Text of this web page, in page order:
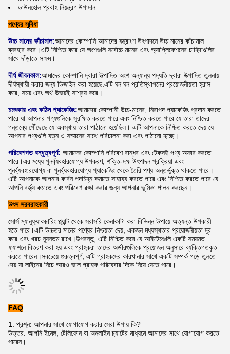
ডাউনহোল প্রবাহ নিয়ন্ত্রণ উপাদান
পণ্যের সুবিধা
উচ্চ মানের কাঁচামাল:আমাদের কোম্পানি আমাদের যন্ত্রাংশ উৎপাদনে উচ্চ মানের কাঁচামাল
ব্যবহার করে।এটি নিশ্চিত করে যে অংশগুলি সর্বোচ্চ মানের এবং অ্যাপ্লিকেশনের চাহিদাগুলির
সাথে দাঁড়াতে সক্ষম।
দীর্ঘ জীবনকাল:আমাদের কোম্পানি দ্বারা উত্পাদিত অংশ অন্যান্য পদ্ধতি দ্বারা উত্পাদিত তুলনায়
দীর্ঘস্থায়ী করার জন্য ডিজাইন করা হয়েছে.এটি ঘন ঘন প্রতিস্থাপনের প্রয়োজনীয়তা হ্রাস
করে, সময় এবং অর্থ উভয়ই সাশ্রয় করে।
চমৎকার এবং কঠিন প্যাকেজিং:আমাদের কোম্পানী উচ্চ-মানের, নিরাপদ প্যাকেজিং প্রদান করতে
পারে যা আপনার পণ্যগুলিকে সুরক্ষিত করতে পারে এবং নিশ্চিত করতে পারে যে তারা তাদের
গন্তব্যে পৌঁছেছে যে অবস্থায় তারা পাঠানো হয়েছিল। এটি আপনাকে নিশ্চিত করতে দেয় যে
আপনার পণ্যগুলি যত্ন ও সম্মানের সাথে পরিচালনা করা এবং পাঠানো হচ্ছে।
পরিবেশগত বন্ধুত্বপূর্ণ: আমাদের কোম্পানি পরিবেশ বান্ধব এবং টেকসই পণ্য অফার করতে
পারে।এর মধ্যে পুনর্ব্যবহারযোগ্য উপকরণ, শক্তি-দক্ষ উৎপাদন প্রক্রিয়া এবং
পুনর্ব্যবহারযোগ্য বা পুনর্ব্যবহারযোগ্য প্যাকেজিং থেকে তৈরি পণ্য অন্তর্ভুক্ত থাকতে পারে।
এটি আপনাকে আপনার কার্বন পদচিহ্ন কমাতে সাহায্য করতে পারে এবং নিশ্চিত করতে পারে যে
আপনি বর্জ্য কমাতে এবং পরিবেশ রক্ষা করার জন্য আপনার ভূমিকা পালন করছেন।
উৎস সরবরাহকারী
সোর্স ম্যানুফ্যাকচারিং প্ল্যান্ট থেকে সরাসরি কেনাকাটা করা বিভিন্ন উপায়ে অত্যন্ত উপকারী
হতে পারে।এটি উচ্চতর মানের পণ্যের নিশ্চয়তা দেয়, একজন মধ্যস্থতার প্রয়োজনীয়তা দূর
করে এবং খরচ ন্যূনতম রাখে।উপরন্তু, এটি নিশ্চিত করে যে আইটেমগুলি একটি সময়মত
ফ্যাশনে বিতরণ করা হয় এবং গ্রাহকরা তাদের অর্ডারগুলিকে প্রয়োজন অনুসারে ব্যক্তিগতকৃত
করতে পারেন।সবচেয়ে গুরুত্বপূর্ণ, এটি গ্রাহকদের কারখানার সাথে একটি সম্পর্ক গড়ে তুলতে
দেয় যা লাইনের নিচে আরও ভাল গ্রাহক পরিষেবার দিকে নিয়ে যেতে পারে।
FAQ
1. প্রশ্ন: আপনার সাথে যোগাযোগ করার সেরা উপায় কি?
উত্তর: আপনি ইমেল, টেলিফোন বা অনলাইন চ্যাটের মাধ্যমে আমাদের সাথে যোগাযোগ করতে
পারেন।